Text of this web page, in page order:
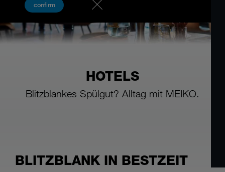
confirm
HOTELS
Blitzblankes Spülgut? Alltag mit MEIKO.
BLITZBLANK IN BESTZEIT